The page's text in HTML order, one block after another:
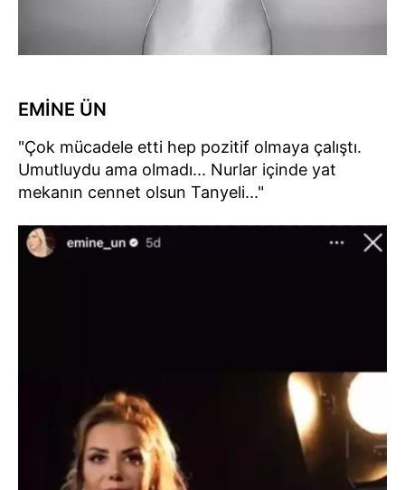
EMİNE ÜN
"Çok mücadele etti hep pozitif olmaya çalıştı.
Umutluydu ama olmadı... Nurlar içinde yat
mekanın cennet olsun Tanyeli..."